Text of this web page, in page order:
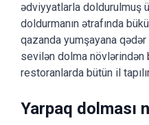
ədviyyatlarla doldurulmuş
doldurmanın ətrafında
qazanda yumşayana
sevilən dolma
restoranlarda bütün il
Yarpaq dolması